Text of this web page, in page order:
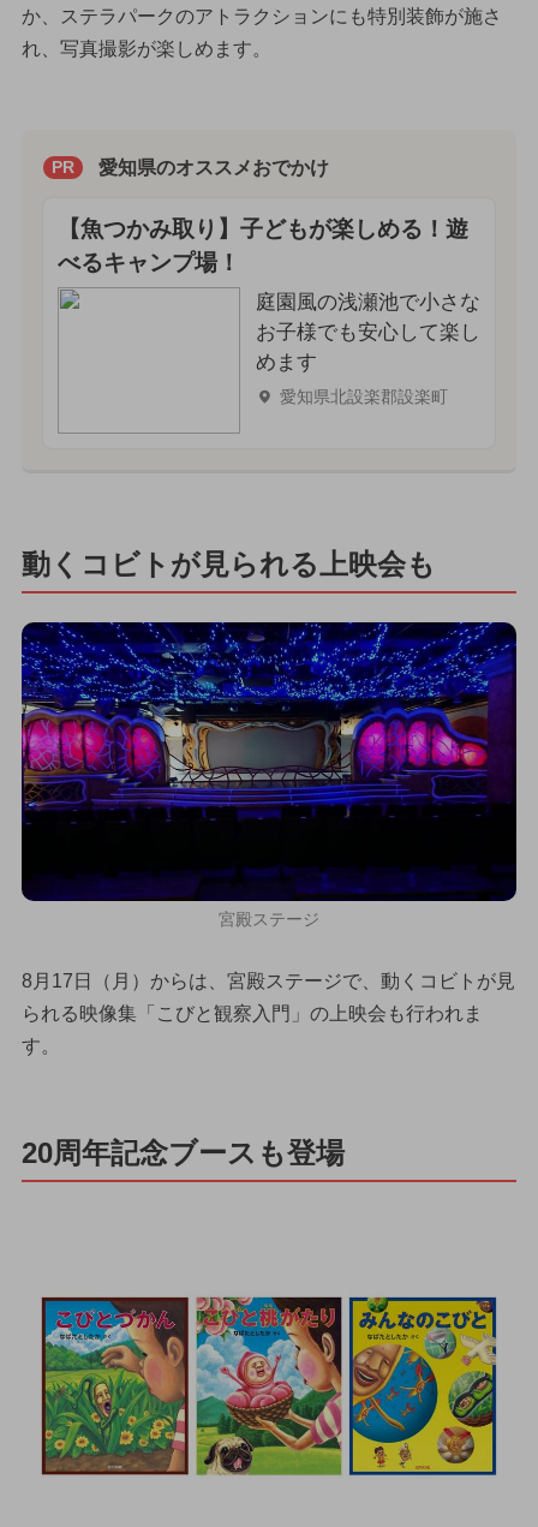
か、ステラパークのアトラクションにも特別装飾が施さ
れ、写真撮影が楽しめます。
PR 愛知県のオススメおでかけ
【魚つかみ取り】子どもが楽しめる！遊
べるキャンプ場！
庭園風の浅瀬池で小さな
お子様でも安心して楽し
めます
愛知県北設楽郡設楽町
動くコビトが見られる上映会も
宮殿ステージ
8月17日（月）からは、宮殿ステージで、動くコビトが見
られる映像集「こびと観察入門」の上映会も行われま
す。
20周年記念ブースも登場